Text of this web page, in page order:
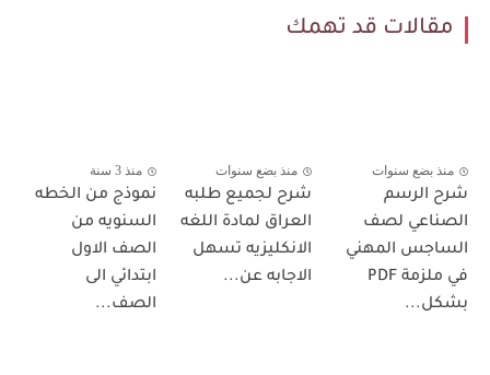
مقالات قد تهمك
منذ بضع سنوات
شرح الرسم
الصناعي لصف
الساجس المهني
في ملزمة PDF
بشكل...
منذ بضع سنوات
شرح لجميع طلبه
العراق لمادة اللغه
الانكليزيه تسهل
الاجابه عن...
منذ 3 سنة
نموذج من الخطه
السنويه من
الصف الاول
ابتدائي الى
الصف...